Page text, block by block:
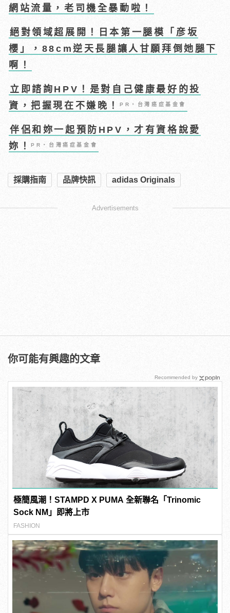
網站流量，老司機全暴動啦！
絕對領域超展開！日本第一腿模「彦坂
櫻」，88cm逆天長腿讓人甘願拜倒她腿下
啊！
立即諮詢HPV！是對自己健康最好的投
資，把握現在不嫌晚！PR・台灣癌症基金會
伴侶和妳一起預防HPV，才有資格說愛
妳！PR・台灣癌症基金會
採購指南 品牌快訊 adidas Originals
Advertisements
你可能有興趣的文章
極簡風潮！STAMPD X PUMA 全新聯名「Trinomic
Sock NM」即將上市
FASHION
Recommended by